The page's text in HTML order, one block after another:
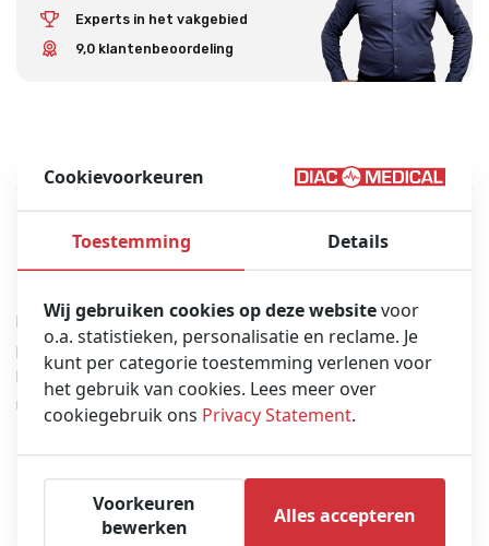
Experts in het vakgebied
9,0 klantenbeoordeling
Accessoires
Productbeschrijving
De Intellivue MX100 MX100 is een flexibele, betrouwbare
patiëntmonitor.
Hij is klein en licht, maar biedt een brede, schaalbare set klinische
metingen.
Werkt op batterijen
6,1-inch touchscreen
Gebruiksvriendelijke bediening
Cookievoorkeuren
Toestemming Details
Wij gebruiken cookies op deze websitevoor
o.a. statistieken, personalisatie en reclame. Je
kunt per categorie toestemming verlenen voor
het gebruik van cookies. Lees meer over
cookiegebruik ons Privacy Statement.
Voorkeuren
bewerken
Alles accepteren